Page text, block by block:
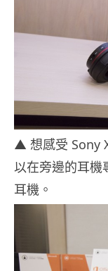
▲ 想感受 Sony
以在旁邊的耳機
耳機。